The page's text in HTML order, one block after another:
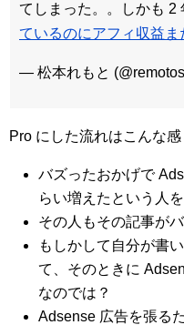
てしまった。。しかも 2
ているのにアフィ収益ま
— 松本れもと
Pro にした流れはこんな感
バズったおかげで
らい増えたという人を
その人もその記事が
もしかして自分が書
て、そのときに
なのでは？
Adsense 広告を張る